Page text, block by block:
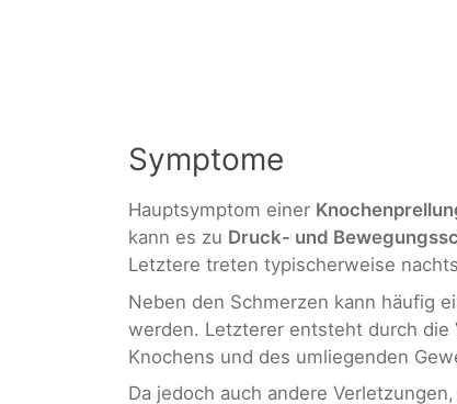
Symptome
Hauptsymptom einer
kann es zu Druck- und
Letztere treten typischerweise
Neben den Schmerzen kann häufig
werden. Letzterer entsteht durch die
Knochens und des umliegenden
Da jedoch auch andere